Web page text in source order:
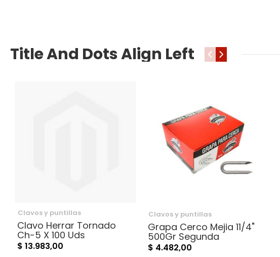
Title And Dots Align Left ‹ ›
Clavos y puntillas
Clavo Herrar Tornado
Ch-5 X 100 Uds
$ 13.983,00
Clavos y puntillas
Grapa Cerco Mejia 11/4"
500Gr Segunda
$ 4.482,00